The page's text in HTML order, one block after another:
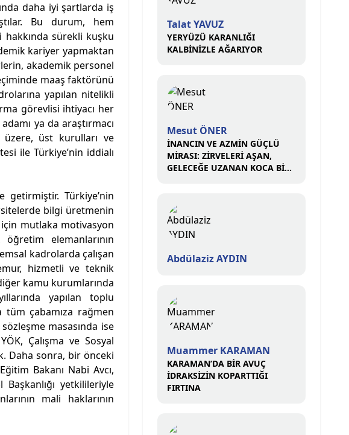
daha iyi şartlarda iş
Bu durum, hem
sürekli kuşku
kariyer yapmaktan
akademik personel
maaş faktörünü
yapılan nitelikli
görevlisi ihtiyacı her
ya da araştırmacı
üst kurulları ve
ile Türkiye’nin iddialı
getirmiştir. Türkiye’nin
bilgi üretmenin
mutlaka motivasyon
elemanlarının
kadrolarda çalışan
hizmetli ve teknik
kamu kurumlarında
yapılan toplu
tüm çabamıza rağmen
masasında ise
Çalışma ve Sosyal
Daha sonra, bir önceki
Bakanı Nabi Avcı,
yetkilileriyle
mali haklarının
Talat YAVUZ
YERYÜZÜ KARANLIĞI
KALBİNİZLE AĞARIYOR
Mesut ÖNER
İNANCIN VE AZMİN GÜÇLÜ
MİRASI: ZİRVELERİ AŞAN,
GELECEĞE UZANAN KOCA BİR
Abdülaziz AYDIN
Muammer KARAMAN
KARAMAN’DA BİR AVUÇ
İDRAKSİZİN KOPARTTIĞI
FIRTINA